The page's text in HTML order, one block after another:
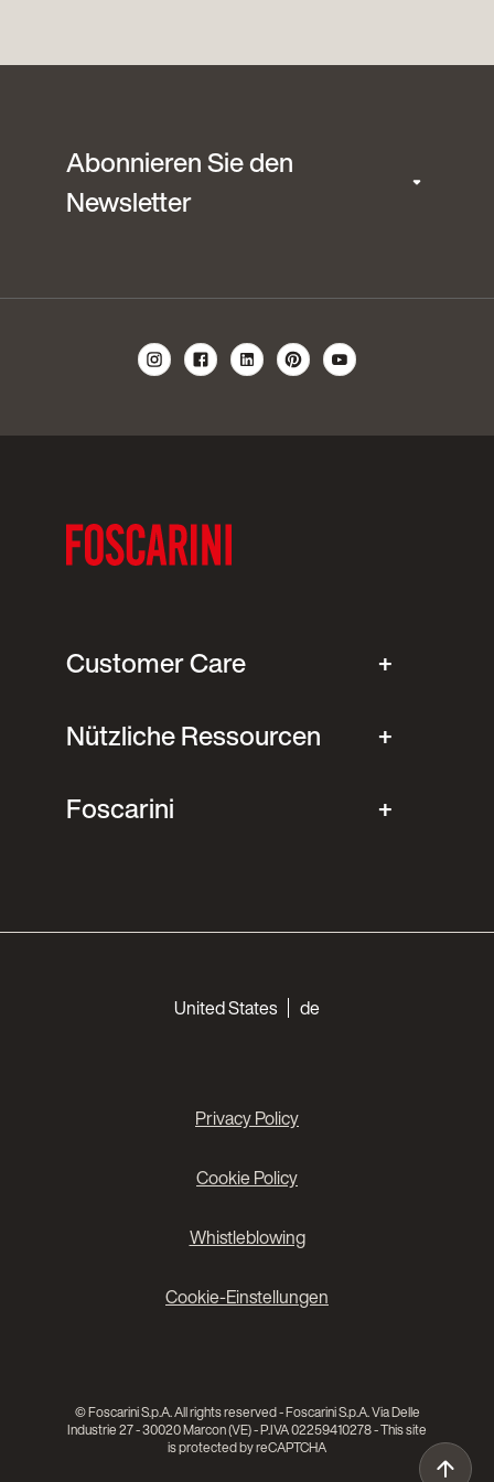
Abonnieren Sie den
Newsletter
Customer Care
Nützliche Ressourcen
Foscarini
United States de
Privacy Policy
Cookie Policy
Whistleblowing
Cookie-Einstellungen
© Foscarini S.p.A. All rights reserved - Foscarini S.p.A. Via Delle
Industrie 27 - 30020 Marcon (VE) - P.IVA 02259410278 - This site
is protected by reCAPTCHA